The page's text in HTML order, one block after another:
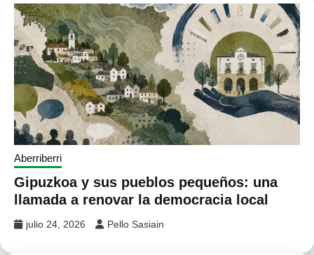
Aberriberri
Gipuzkoa y sus pueblos pequeños: una
llamada a renovar la democracia local
julio 24, 2026 Pello Sasiain